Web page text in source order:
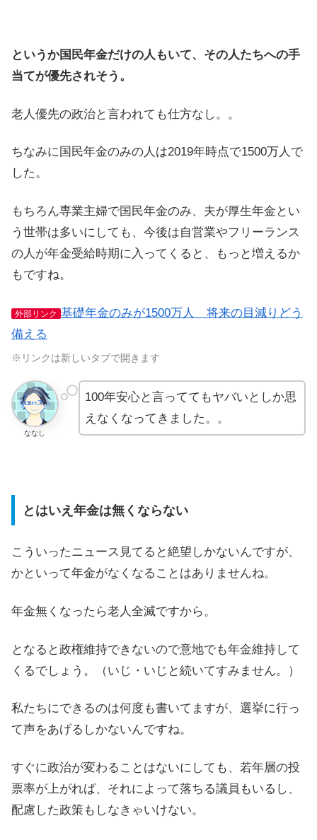
というか国民年金だけの人もいて、その人たちへの手
当てが優先されそう。
老人優先の政治と言われても仕方なし。。
ちなみに国民年金のみの人は2019年時点で1500万人で
した。
もちろん専業主婦で国民年金のみ、夫が厚生年金とい
う世帯は多いにしても、今後は自営業やフリーランス
の人が年金受給時期に入ってくると、もっと増えるか
もですね。
外部リンク 基礎年金のみが1500万人 将来の目減りどう
備える
※リンクは新しいタブで開きます
ななし
100年安心と言っててもヤバいとしか思
えなくなってきました。。
とはいえ年金は無くならない
こういったニュース見てると絶望しかないんですが、
かといって年金がなくなることはありませんね。
年金無くなったら老人全滅ですから。
となると政権維持できないので意地でも年金維持して
くるでしょう。（いじ・いじと続いてすみません。）
私たちにできるのは何度も書いてますが、選挙に行っ
て声をあげるしかないんですね。
すぐに政治が変わることはないにしても、若年層の投
票率が上がれば、それによって落ちる議員もいるし、
配慮した政策もしなきゃいけない。